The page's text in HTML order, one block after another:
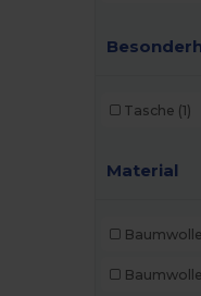
Tasche (1)
Material
Baumwolle